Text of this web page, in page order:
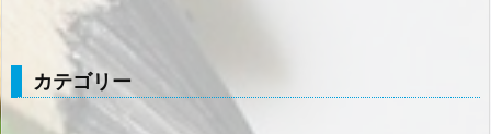
カテゴリー